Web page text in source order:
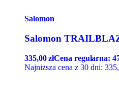
Salomon
Salomon
335,00złCena regularna:
Najniższa cena z 30 dni: